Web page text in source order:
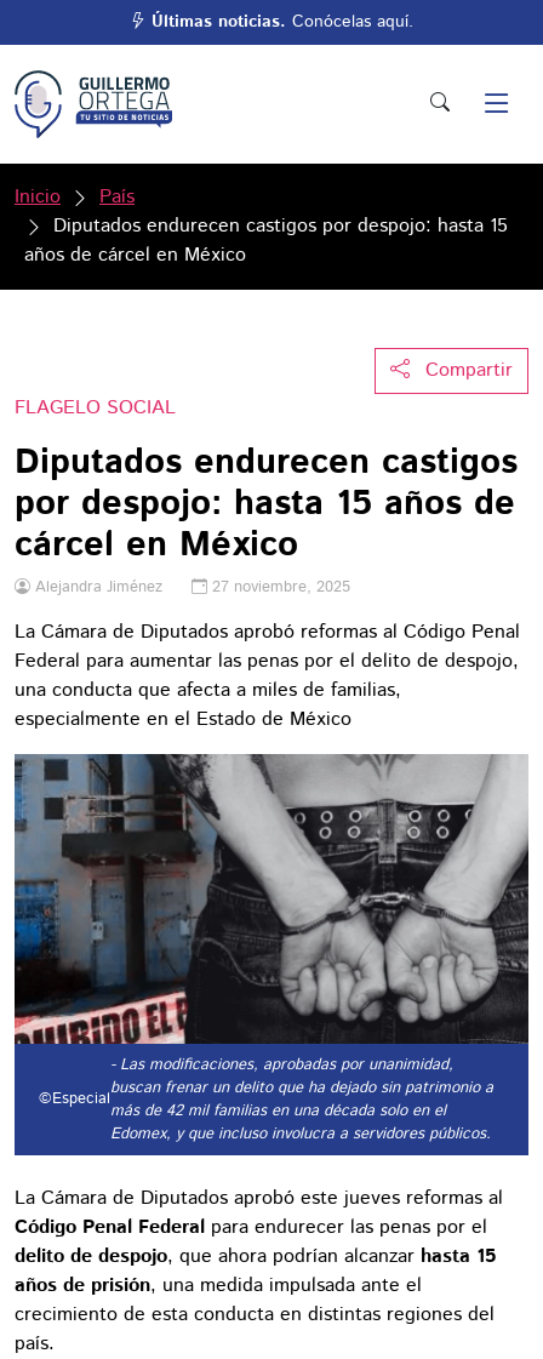
Últimas noticias. Conócelas aquí.
Inicio
País
Diputados endurecen castigos por despojo: hasta 15
años de cárcel en México
Compartir
FLAGELO SOCIAL
Diputados endurecen castigos
por despojo: hasta 15 años de
cárcel en México
Alejandra Jiménez 27 noviembre, 2025
La Cámara de Diputados aprobó reformas al Código Penal
Federal para aumentar las penas por el delito de despojo,
una conducta que afecta a miles de familias,
especialmente en el Estado de México
©Especial
- Las modificaciones, aprobadas por unanimidad,
buscan frenar un delito que ha dejado sin patrimonio a
más de 42 mil familias en una década solo en el
Edomex, y que incluso involucra a servidores públicos.
La Cámara de Diputados aprobó este jueves reformas al
Código Penal Federal para endurecer las penas por el
delito de despojo, que ahora podrían alcanzar hasta 15
años de prisión, una medida impulsada ante el
crecimiento de esta conducta en distintas regiones del
país.